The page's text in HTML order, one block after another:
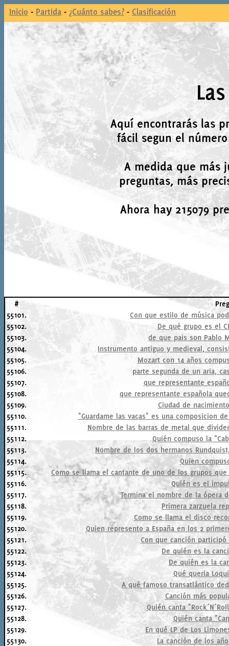
Inicio - Partida - ¿Cuánto sabes? - Clasificación
Aquí encontrarás las
fácil segun el
A medida que más
preguntas, más
Ahora hay 215079
#
55101.
Con que estilo de música
55102.
De qué grupo es el
55103.
de que pais son Pablo
55104.
Instrumento antiguo y medieval,
55105.
Mozart con 14 años
55106.
parte segunda de un aria,
55107.
que representante
55108.
que representante española
55109.
Ciudad de
55110.
"Guardame las vacas" es una composicion
55111.
Nombre de las barras de metal que
55112.
Quién compuso la
55113.
Nombre de los dos hermanos
55114.
Quien
55115.
Como se llama el cantante de uno de los grupos
55116.
Quién es el
55117.
Termina el nombre de la ópera
55118.
Primera zarzuela
55119.
Como se llama el disco
55120.
Quien represento a España en los 2
55121.
Con que canción
55122.
De quién es la
55123.
De quién es la
55124.
Qué queria
55125.
A qué famoso transatlántico
55126.
Canción más
55127.
Quién canta
55128.
Quién canta
55129.
En qué LP de Los
55130.
La canción de los